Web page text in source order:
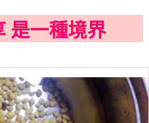
是一種境界